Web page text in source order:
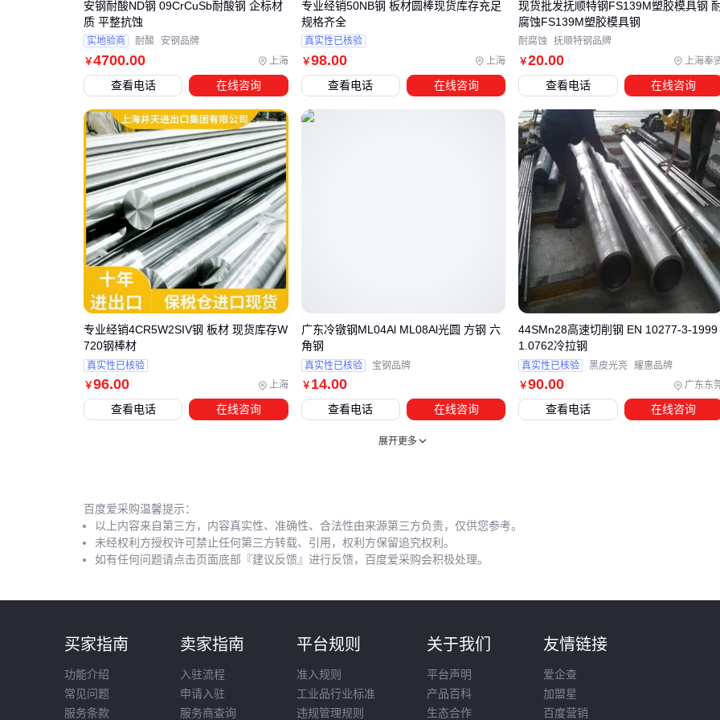
加工为例，若使用普通夹具固定高工钢
刀具，微小的震动会直接影响加工精度，而专用防震刀具架能
有效吸收高频振动。
冷却系统的选择同样关键：
连续加工场景需要配备大流量
循环系统，避免高温
微量润滑系统
（MQL），既能冷却又不会
深冷处理设备则能进一步提升高工钢的硬度和耐磨性，适合
对刀具寿命要求高的场景
建议在采购高工钢时同步评估现有设备兼容性，必要时预留
15%-20%的预算用于配套升级。
五、这些使用细节能让高工钢寿命延长30%
高工钢的实际使用寿命往往与日常操作细节密切相关。很多用
户抱怨刀具磨损快，其实问题可能出在冷却方式上——用自来
水替代专用切削液会加速锈蚀，而错误的喷射角度会导致冷却
不均。
存放环境保持干燥，建议使用防锈油纸包裹
定期检查刀具冷却系统
入，但能避免批量加工中出现不可逆的材料损伤。
高工钢的采购决策需要建立全周期成本视角：从材质规格匹配
加工需求，到配套设备的协同性，再到日常维护的便利性，每
￥4700.00 上海
安钢耐酸ND钢 09CrCuSb耐酸钢 企标材
质 平整抗蚀
实地验商 耐酸 安钢品牌
查看电话 在线咨询
￥98.00 上海
专业经销50NB钢 板材圆棒现货库存充足
规格齐全
真实性已核验
查看电话 在线咨询
￥20.00 上海奉
现货批发抚顺特钢FS139M塑胶模具钢
腐蚀FS139M塑胶模具钢
耐腐蚀 抚顺特钢品牌
查看电话 在线咨询
￥96.00 上海
专业经销4CR5W2SIV钢 板材 现货库存W
720钢棒材
真实性已核验
查看电话 在线咨询
￥ 14.00
广东冷镦钢ML04Al ML08Al光圆 方钢 六
角钢
真实性已核验 宝钢品牌
查看电话 在线咨询
￥90.00 广东东
44SMn28高速切削钢 EN 10277-3-1999
1.0762冷拉钢
真实性已核验 黑皮光亮 耀惠品牌
查看电话 在线咨询
展开更多
百度爱采购温馨提示：
以上内容来自第三方，内容真实性、准确性、合法性由来源第三方负责，仅供您参考。
未经权利方授权许可禁止任何第三方转载、引用，权利方保留追究权利。
如有任何问题请点击页面底部『建议反馈』进行反馈，百度爱采购会积极处理。
买家指南
功能介绍
常见问题
服务条款
卖家指南
入驻流程
申请入驻
服务商查询
平台规则
准入规则
工业品行业标准
违规管理规则
关于我们
平台声明
产品百科
生态合作
友情链接
爱企查
加盟星
百度营销